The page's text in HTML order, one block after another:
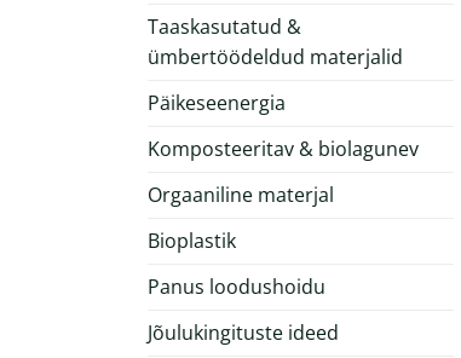
Taaskasutatud &
ümbertöödeldud materjalid
Päikeseenergia
Komposteeritav & biolagunev
Orgaaniline materjal
Bioplastik
Panus loodushoidu
Jõulukingituste ideed